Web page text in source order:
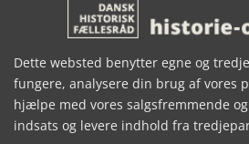
Forrige artikel
Dette websted benytter egne og
fungere, analysere din brug af vores
hjælpe med vores salgsfremmende
indsats og levere indhold fra